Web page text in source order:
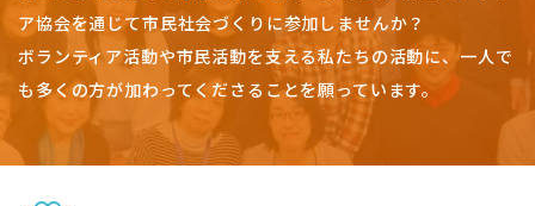
ア協会を通じて市民社会づくりに参加しませんか？
ボランティア活動や市民活動を支える私たちの活動に、一人で
も多くの方が加わってくださることを願っています。